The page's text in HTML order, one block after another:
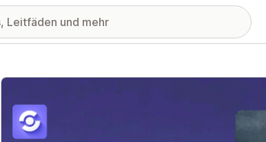
Vorgestellte Bildergalerie